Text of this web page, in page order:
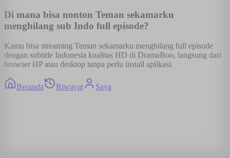
Di mana bisa nonton Teman sekamarku
menghilang sub Indo full episode?
Kamu bisa streaming Teman sekamarku menghilang full episode
dengan subtitle Indonesia kualitas HD di DramaBoo, langsung dari
browser HP atau desktop tanpa perlu install aplikasi.
Beranda Riwayat Saya